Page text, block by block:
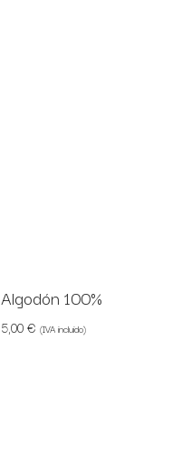
Algodón 100%
5,00€ (IVA incluido)